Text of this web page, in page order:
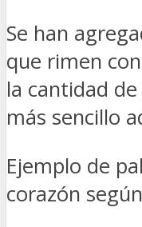
Se han
que rimen
la cantidad
más sencillo
Ejemplo de
corazón